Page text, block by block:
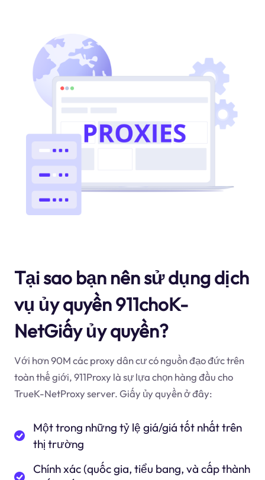
Tại sao bạn nên sử dụng dịch
vụ ủy quyền 911choK-
NetGiấy ủy quyền?
Với hơn 90M các proxy dân cư có nguồn đạo đức trên
toàn thế giới, 911Proxy là sự lựa chọn hàng đầu cho
TrueK-NetProxy server. Giấy ủy quyền ở đây:
Một trong những tỷ lệ giá/giá tốt nhất trên
thị trường
Chính xác (quốc gia, tiểu bang, và cấp thành